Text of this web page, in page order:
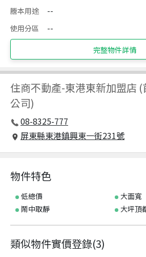
謄本用途
--
使用分區
--
完整物件詳情
住商不動產-東港東新加盟店
公司)
08-8325-777
屏東縣東港鎮興東一街231號
物件特色
低總價
大面寬
鬧中取靜
大坪頂
類似物件實價登錄(3)